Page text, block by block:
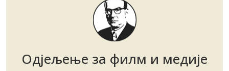
Одјељење за филм и медије